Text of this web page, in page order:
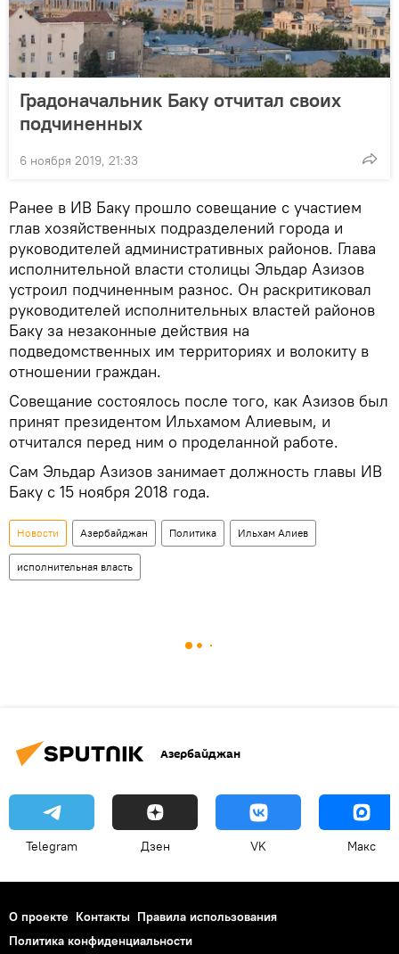
Градоначальник Баку отчитал своих
подчиненных
6 ноября 2019, 21:33
Ранее в ИВ Баку прошло совещание с участием
глав хозяйственных подразделений города и
руководителей административных районов. Глава
исполнительной власти столицы Эльдар Азизов
устроил подчиненным разнос. Он раскритиковал
руководителей исполнительных властей районов
Баку за незаконные действия на
подведомственных им территориях и волокиту в
отношении граждан.
Совещание состоялось после того, как Азизов был
принят президентом Ильхамом Алиевым, и
отчитался перед ним о проделанной работе.
Сам Эльдар Азизов занимает должность главы ИВ
Баку с 15 ноября 2018 года.
Новости Азербайджан Политика Ильхам Алиев
исполнительная власть
Азербайджан
Telegram Дзен VK Макс
О проекте Контакты Правила использования
Политика конфиденциальности